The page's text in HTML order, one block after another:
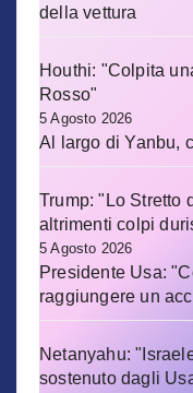
della vettura
Houthi: "Colpita
Rosso"
5 Agosto 2026
Al largo di Yanbu,
Trump: "Lo Stretto
altrimenti colpi
5 Agosto 2026
Presidente Usa:
raggiungere un
Netanyahu:
sostenuto dagli